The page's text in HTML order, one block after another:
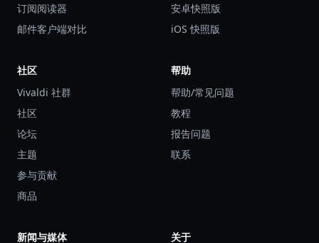
订阅阅读器
邮件客户端对比
安卓快照版
iOS 快照版
社区
Vivaldi 社群
社区
论坛
主题
参与贡献
商品
帮助
帮助/常见问题
教程
报告问题
联系
新闻与媒体 关于